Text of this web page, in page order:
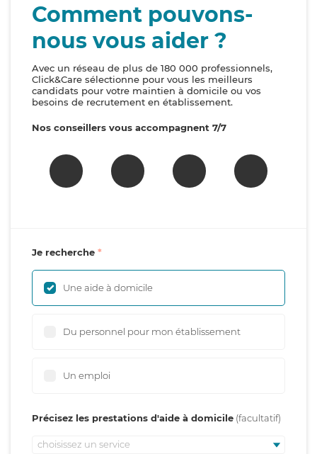
Comment pouvons-
nous vous aider ?
Avec un réseau de plus de 180 000 professionnels,
Click&Care sélectionne pour vous les meilleurs
candidats pour votre maintien à domicile ou vos
besoins de recrutement en établissement.
Nos conseillers vous accompagnent 7/7
Je recherche
Une aide à domicile
Du personnel pour mon établissement
Un emploi
Précisez les prestations d'aide à domicile
choisissez un service